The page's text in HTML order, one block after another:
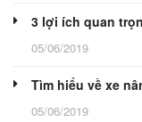
3 lợi ích quan
05/06/2019
Tìm hiểu về xe
05/06/2019